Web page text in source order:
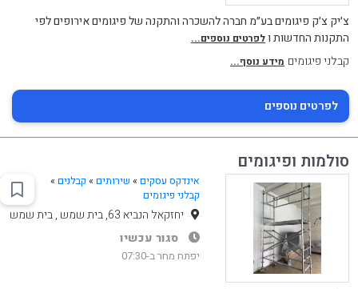
צ׳יק צ׳ק פיגומים בע״מ חברה להשכרה והתקנה של פיגומים אירופים לפי
התקנות החדשות ולפרטים נוספים...
קבלני פיגומים מידע נוסף...
לפרטים נוספים
סולמות ופיגומים
אינדקס עסקים » שירותים» קבלנים»
קבלני פיגומים
יחזקאל הנביא 63, בית שמש , בית שמש
סגור עכשיו
יפתח מחר ב-07:30